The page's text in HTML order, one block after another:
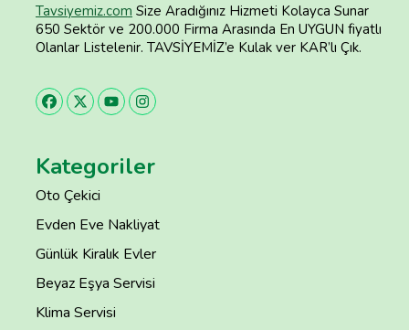
Tavsiyemiz.com Size Aradığınız Hizmeti Kolayca Sunar
650 Sektör ve 200.000 Firma Arasında En UYGUN fiyatlı
Olanlar Listelenir. TAVSİYEMİZ’e Kulak ver KAR’lı Çık.
Kategoriler
Oto Çekici
Evden Eve Nakliyat
Günlük Kiralık Evler
Beyaz Eşya Servisi
Klima Servisi